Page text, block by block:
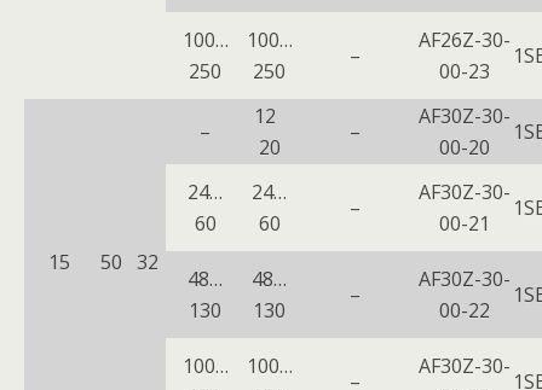
100…
250
100…
250
–
AF26Z-30-
00-23
15 50 32
–
12
20
–
AF30Z-30-
00-20
24…
60
24…
60
–
AF30Z-30-
00-21
48…
130
48…
130
–
AF30Z-30-
00-22
100…
100…
–
AF30Z-30-